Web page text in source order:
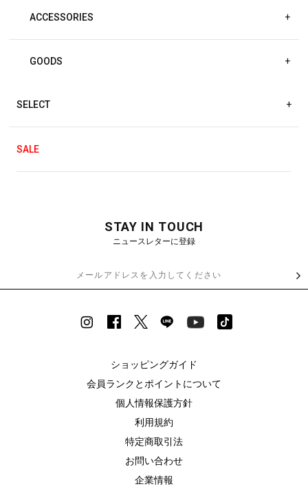
ACCESSORIES +
GOODS +
SELECT +
SALE
STAY IN TOUCH
ニュースレターに登録
ショッピングガイド
会員ランクとポイントについて
個人情報保護方針
利用規約
特定商取引法
お問い合わせ
企業情報